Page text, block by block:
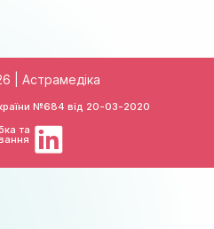
| Астрамедіка
№684 від 20-03-2020
та